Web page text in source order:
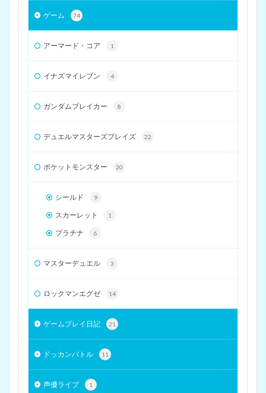
ゲーム 74
アーマード・コア 1
イナズマイレブン 4
ガンダムブレイカー 8
デュエルマスターズプレイズ 22
ポケットモンスター 20
シールド 9
スカーレット 1
プラチナ 6
マスターデュエル 3
ロックマンエグゼ 14
ゲームプレイ日記 21
ドッカンバトル 11
声優ライブ 1